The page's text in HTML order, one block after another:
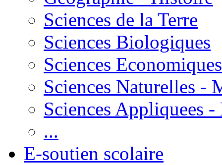
Sciences de la Terre
Sciences Biologiques
Sciences Economiques
Sciences Naturelles -
Sciences Appliquees
...
E-soutien scolaire